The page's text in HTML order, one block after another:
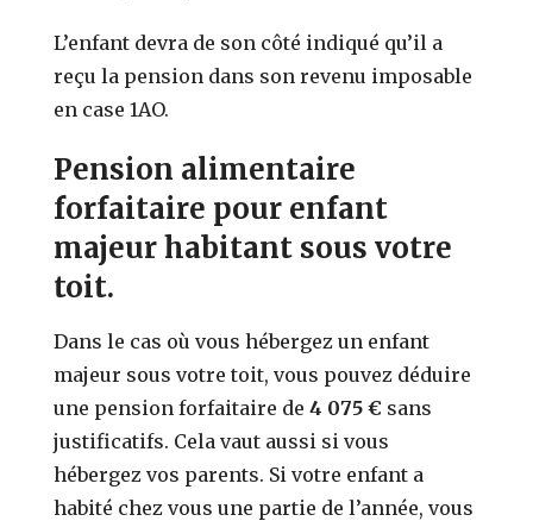
L’enfant devra de son côté indiqué qu’il a
reçu la pension dans son revenu imposable
en case 1AO.
Pension alimentaire
forfaitaire pour enfant
majeur habitant sous votre
toit.
Dans le cas où vous hébergez un enfant
majeur sous votre toit, vous pouvez déduire
une pension forfaitaire de4 075 € sans
justificatifs. Cela vaut aussi si vous
hébergez vos parents. Si votre enfant a
habité chez vous une partie de l’année, vous